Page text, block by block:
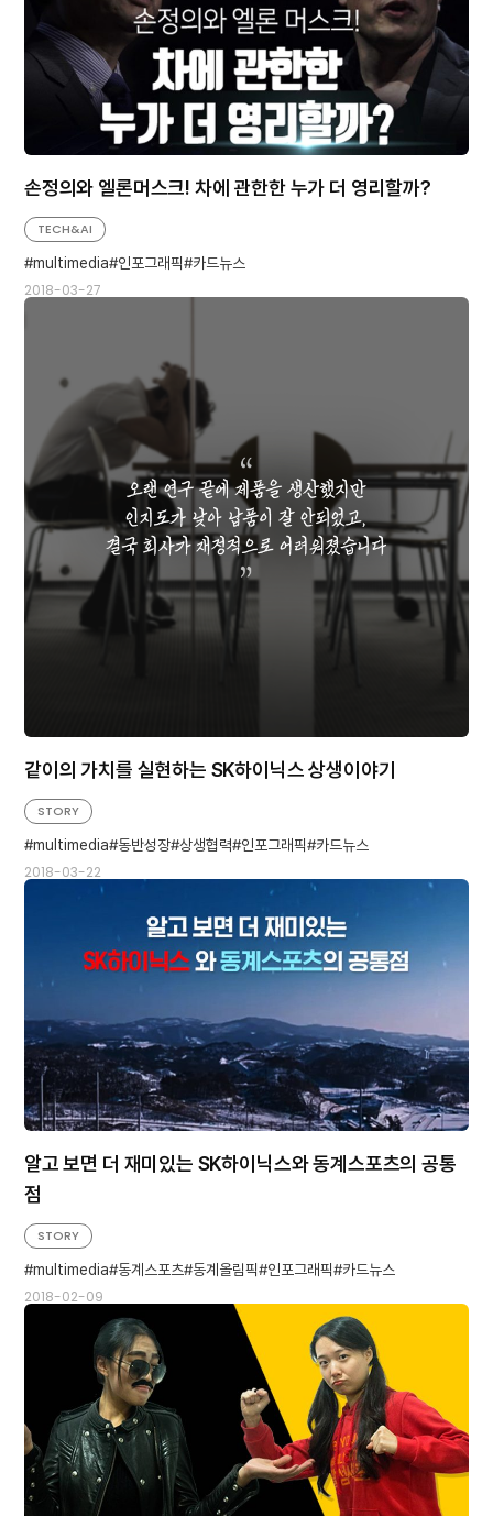
손정의와 엘론머스크! 차에 관한한 누가 더 영리할까?
2018-03-27
TECH&AI
multimedia 인포그래픽 카드뉴스
같이의 가치를 실현하는 SK하이닉스 상생이야기
2018-03-22
STORY
multimedia 동반성장 상생협력 인포그래픽 카드뉴스
알고 보면 더 재미있는 SK하이닉스와 동계스포츠의 공통
점
2018-02-09
STORY
multimedia 동계스포츠 동계올림픽 인포그래픽 카드뉴스